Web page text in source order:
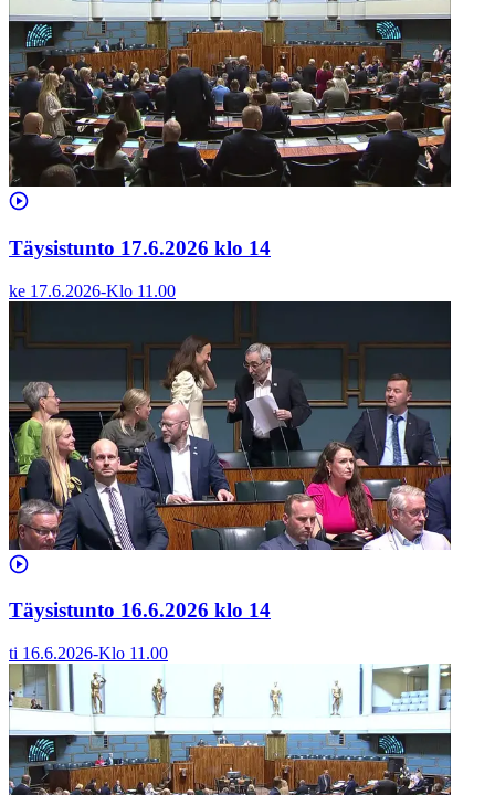
Täysistunto 17.6.2026 klo 14
ke 17.6.2026-Klo 11.00
Täysistunto 16.6.2026 klo 14
ti 16.6.2026-Klo 11.00